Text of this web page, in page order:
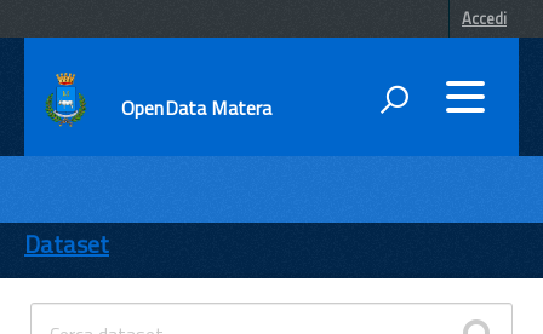
Accedi
OpenData Matera
ENTI
TEMI
INFORMAZIONI
Dataset